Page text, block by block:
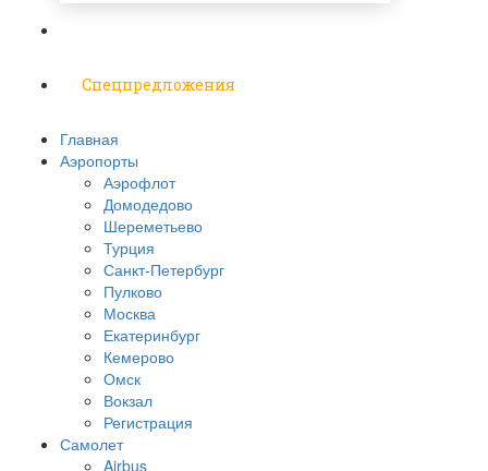
Спецпредложения
Главная
Аэропорты
Аэрофлот
Домодедово
Шереметьево
Турция
Санкт-Петербург
Пулково
Москва
Екатеринбург
Кемерово
Омск
Вокзал
Регистрация
Самолет
Airbus